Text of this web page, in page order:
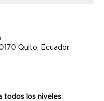
Quito, Ecuador
todos los niveles